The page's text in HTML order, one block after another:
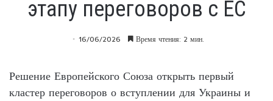
этапу переговоров с ЕС
16/06/2026 Время чтения: 2 мин.
Решение Европейского Союза открыть первый
кластер переговоров о вступлении для Украины и